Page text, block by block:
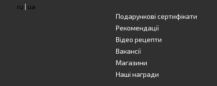
ru
ua
Подарункові сертифікати
Рекомендації
Відео рецепти
Вакансії
Магазини
Наші награди